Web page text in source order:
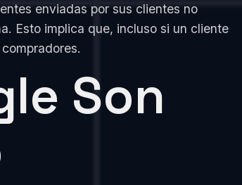
enviadas por sus clientes no
Esto implica que, incluso si un cliente
Son